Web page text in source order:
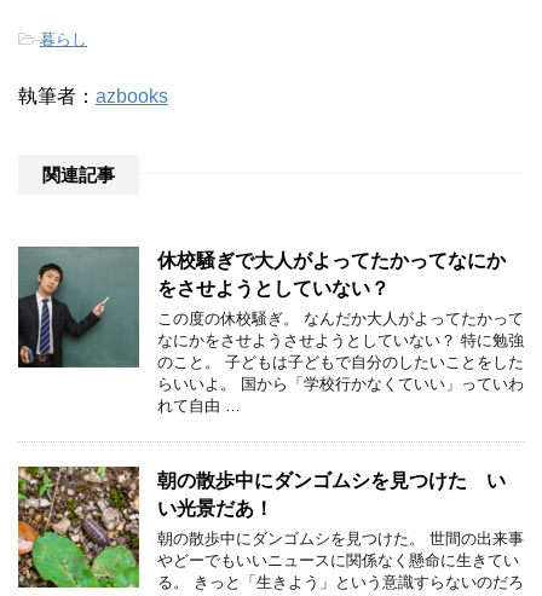
-暮らし
執筆者： azbooks
関連記事
休校騒ぎで大人がよってたかってなにか
をさせようとしていない？
この度の休校騒ぎ。 なんだか大人がよってたかって
なにかをさせようさせようとしていない？ 特に勉強
のこと。 子どもは子どもで自分のしたいことをした
らいいよ。 国から「学校行かなくていい」っていわ
れて自由 …
朝の散歩中にダンゴムシを見つけた い
い光景だあ！
朝の散歩中にダンゴムシを見つけた。 世間の出来事
やどーでもいいニュースに関係なく懸命に生きてい
る。 きっと「生きよう」という意識すらないのだろ